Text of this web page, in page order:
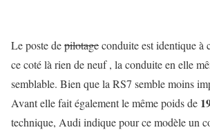
Le poste depilotageconduite est identique à
ce coté là rien de neuf , la conduite en elle
semblable. Bien que la RS7 semble moins
Avant elle fait également le même poids de
technique, Audi indique pour ce modèle un